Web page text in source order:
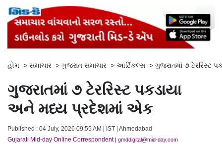
હોમ > સમાચાર > ગુજરાત સમાચાર > આર્ટિકલ્સ > ગુજરાતમાં ૭ ટેરરિસ્ટ
ગુજરાતમાં ૭ ટેરરિસ્ટ પકડાયા
અને મધ્ય પ્રદેશમાં એક
Published : 04 July, 2026 09:55 AM | IST | Ahmedabad
Gujarati Mid-day Online Correspondent| gmddigital@mid-day.com